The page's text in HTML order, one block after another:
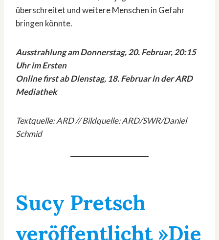
überschreitet und weitere Menschen in Gefahr
bringen könnte.
Ausstrahlung am Donnerstag, 20. Februar, 20:15
Uhr im Ersten
Online first ab Dienstag, 18. Februar in der ARD
Mediathek
Textquelle: ARD // Bildquelle: ARD/SWR/Daniel
Schmid
Sucy Pretsch
veröffentlicht »Die